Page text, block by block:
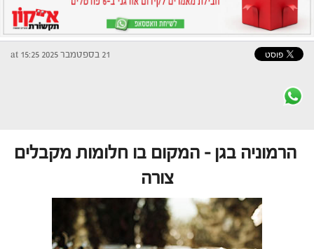
21 בספטמבר 2025 at 15:25
הרמוניה בגן – המקום בו חלומות מקבלים
צורה